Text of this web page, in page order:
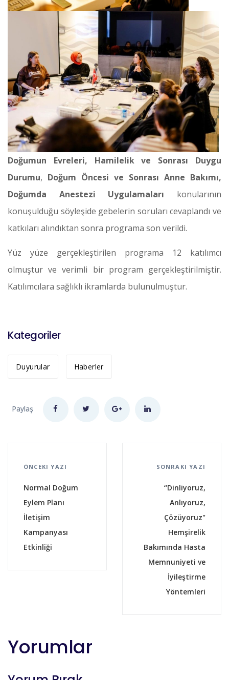
Doğumun Evreleri, Hamilelik ve Sonrası Duygu
Durumu, Doğum Öncesi ve Sonrası Anne Bakımı,
Doğumda Anestezi Uygulamaları konularının
konuşulduğu söyleşide gebelerin soruları cevaplandı ve
katkıları alındıktan sonra programa son verildi.
Yüz yüze gerçekleştirilen programa 12 katılımcı
olmuştur ve verimli bir program gerçekleştirilmiştir.
Katılımcılara sağlıklı ikramlarda bulunulmuştur.
Kategoriler
Duyurular Haberler
Paylaş
ÖNCEKI YAZI
Normal Doğum
Eylem Planı
İletişim
Kampanyası
Etkinliği
SONRAKI YAZI
“Dinliyoruz,
Anlıyoruz,
Çözüyoruz"
Hemşirelik
Bakımında Hasta
Memnuniyeti ve
İyileştirme
Yöntemleri
Yorumlar